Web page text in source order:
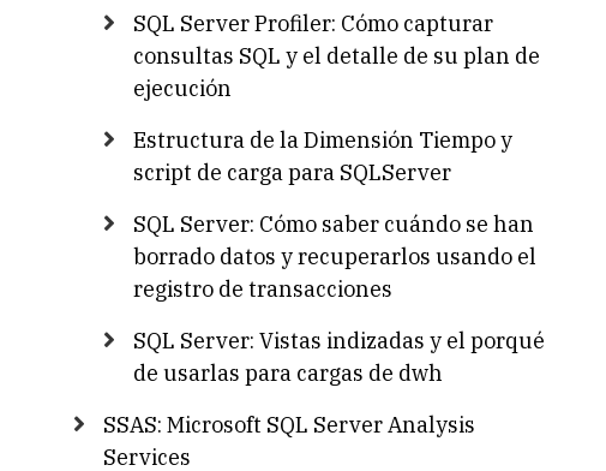
SQL Server Profiler: Cómo capturar
consultas SQL y el detalle de su plan de
ejecución
Estructura de la Dimensión Tiempo y
script de carga para SQLServer
SQL Server: Cómo saber cuándo se han
borrado datos y recuperarlos usando el
registro de transacciones
SQL Server: Vistas indizadas y el porqué
de usarlas para cargas de dwh
SSAS: Microsoft SQL Server Analysis
Services